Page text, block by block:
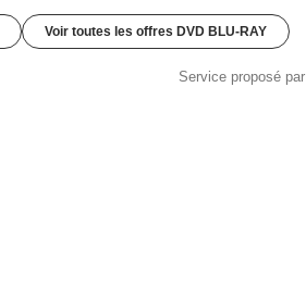
Voir toutes les offres DVD BLU-RAY
Service proposé par